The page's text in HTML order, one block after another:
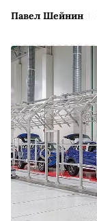
Павел Шейнин